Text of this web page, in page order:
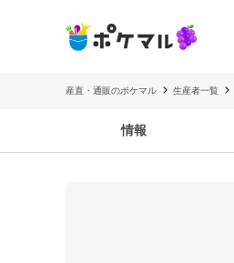
産直・通販のポケマル 生産者一覧
情報